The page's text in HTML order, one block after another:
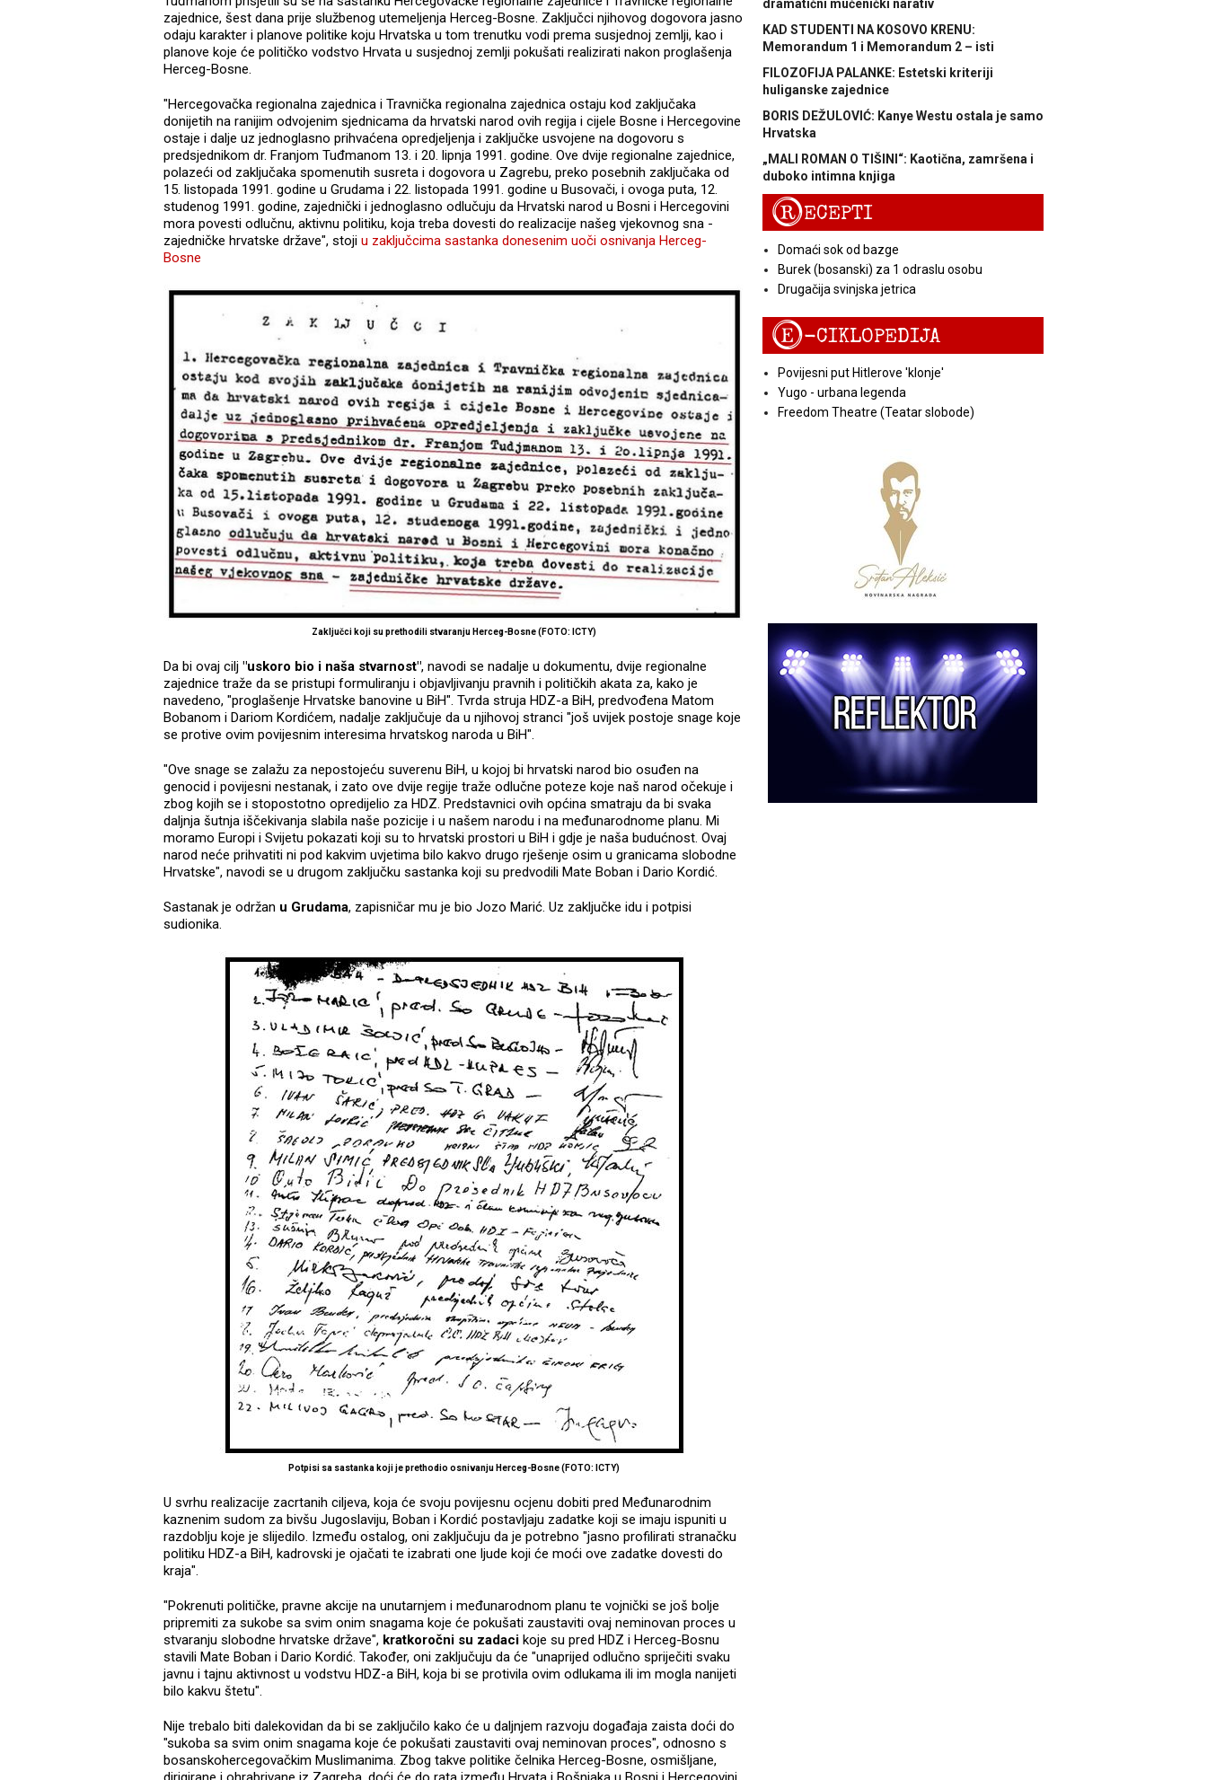
zajednice, šest dana prije službenog utemeljenja Herceg-Bosne. Zaključci njihovog dogovora jasno
odaju karakter i planove politike koju Hrvatska u tom trenutku vodi prema susjednoj zemlji, kao i
planove koje će političko vodstvo Hrvata u susjednoj zemlji pokušati realizirati nakon proglašenja
Herceg-Bosne.
"Hercegovačka regionalna zajednica i Travnička regionalna zajednica ostaju kod zaključaka
donijetih na ranijim odvojenim sjednicama da hrvatski narod ovih regija i cijele Bosne i Hercegovine
ostaje i dalje uz jednoglasno prihvaćena opredjeljenja i zaključke usvojene na dogovoru s
predsjednikom dr. Franjom Tuđmanom 13. i 20. lipnja 1991. godine. Ove dvije regionalne zajednice,
polazeći od zaključaka spomenutih susreta i dogovora u Zagrebu, preko posebnih zaključaka od
15. listopada 1991. godine u Grudama i 22. listopada 1991. godine u Busovači, i ovoga puta, 12.
studenog 1991. godine, zajednički i jednoglasno odlučuju da Hrvatski narod u Bosni i Hercegovini
mora povesti odlučnu, aktivnu politiku, koja treba dovesti do realizacije našeg vjekovnog sna -
zajedničke hrvatske države", stoji u zaključcima sastanka donesenim uoči osnivanja Herceg-
Bosne
Zaključci koji su prethodili stvaranju Herceg-Bosne (FOTO: ICTY)
Da bi ovaj cilj "uskoro bio i naša stvarnost", navodi se nadalje u dokumentu, dvije regionalne
zajednice traže da se pristupi formuliranju i objavljivanju pravnih i političkih akata za, kako je
navedeno, "proglašenje Hrvatske banovine u BiH". Tvrda struja HDZ-a BiH, predvođena Matom
Bobanom i Dariom Kordićem, nadalje zaključuje da u njihovoj stranci "još uvijek postoje snage koje
se protive ovim povijesnim interesima hrvatskog naroda u BiH".
"Ove snage se zalažu za nepostojeću suverenu BiH, u kojoj bi hrvatski narod bio osuđen na
genocid i povijesni nestanak, i zato ove dvije regije traže odlučne poteze koje naš narod očekuje i
zbog kojih se i stopostotno opredijelio za HDZ. Predstavnici ovih općina smatraju da bi svaka
daljnja šutnja iščekivanja slabila naše pozicije i u našem narodu i na međunarodnome planu. Mi
moramo Europi i Svijetu pokazati koji su to hrvatski prostori u BiH i gdje je naša budućnost. Ovaj
narod neće prihvatiti ni pod kakvim uvjetima bilo kakvo drugo rješenje osim u granicama slobodne
Hrvatske", navodi se u drugom zaključku sastanka koji su predvodili Mate Boban i Dario Kordić.
Sastanak je održan u Grudama, zapisničar mu je bio Jozo Marić. Uz zaključke idu i potpisi
sudionika.
Potpisi sa sastanka koji je prethodio osnivanju Herceg-Bosne (FOTO: ICTY)
U svrhu realizacije zacrtanih ciljeva, koja će svoju povijesnu ocjenu dobiti pred Međunarodnim
kaznenim sudom za bivšu Jugoslaviju, Boban i Kordić postavljaju zadatke koji se imaju ispuniti u
razdoblju koje je slijedilo. Između ostalog, oni zaključuju da je potrebno "jasno profilirati stranačku
politiku HDZ-a BiH, kadrovski je ojačati te izabrati one ljude koji će moći ove zadatke dovesti do
kraja".
"Pokrenuti političke, pravne akcije na unutarnjem i međunarodnom planu te vojnički se još bolje
pripremiti za sukobe sa svim onim snagama koje će pokušati zaustaviti ovaj neminovan proces u
stvaranju slobodne hrvatske države", kratkoročni su zadaci koje su pred HDZ i Herceg-Bosnu
stavili Mate Boban i Dario Kordić. Također, oni zaključuju da će "unaprijed odlučno spriječiti svaku
javnu i tajnu aktivnost u vodstvu HDZ-a BiH, koja bi se protivila ovim odlukama ili im mogla nanijeti
bilo kakvu štetu".
Nije trebalo biti dalekovidan da bi se zaključilo kako će u daljnjem razvoju događaja zaista doći do
"sukoba sa svim onim snagama koje će pokušati zaustaviti ovaj neminovan proces", odnosno s
bosanskohercegovačkim Muslimanima. Zbog takve politike čelnika Herceg-Bosne, osmišljane,
dramatični mučenički narativ
KAD STUDENTI NA KOSOVO KRENU:
Memorandum 1 i Memorandum 2 – isti
FILOZOFIJA PALANKE: Estetski kriteriji
huliganske zajednice
BORIS DEŽULOVIĆ: Kanye Westu ostala je samo
Hrvatska
„MALI ROMAN O TIŠINI“: Kaotična, zamršena i
duboko intimna knjiga
RECEPTI
Domaći sok od bazge
Burek (bosanski) za 1 odraslu osobu
Drugačija svinjska jetrica
E-CIKLOPEDIJA
Povijesni put Hitlerove 'klonje'
Yugo - urbana legenda
Freedom Theatre (Teatar slobode)